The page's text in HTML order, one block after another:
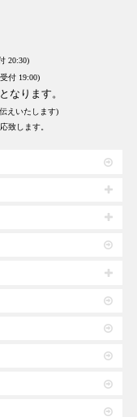
20:30)
付 19:00)
なります。
えいたします)
致します。